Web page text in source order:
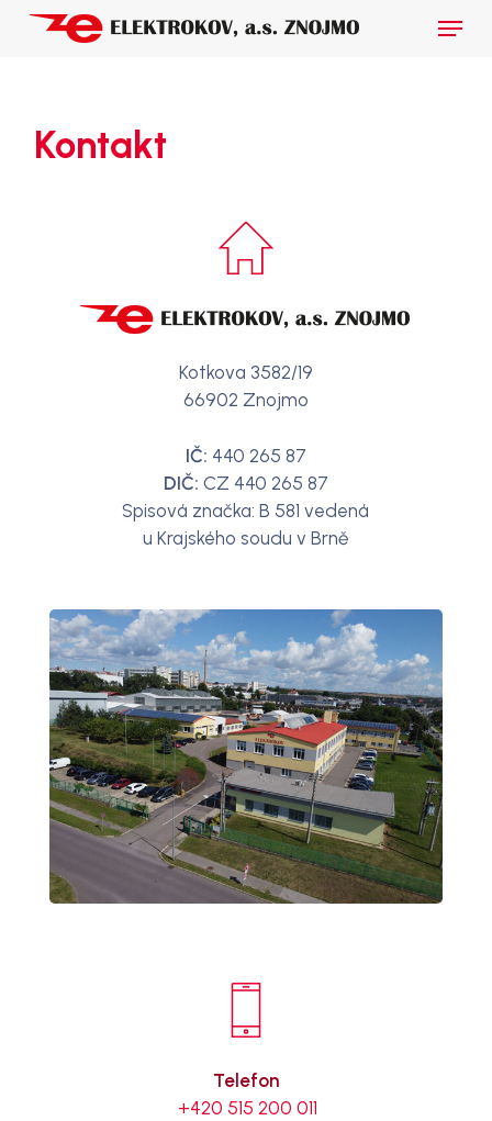
Skip
Menu
Kontakt
Kotkova 3582/19
66902 Znojmo
IČ: 440 265 87
DIČ: CZ 440 265 87
Spisová značka: B 581 vedená
u Krajského soudu v Brně
Telefon
+420 515 200 011